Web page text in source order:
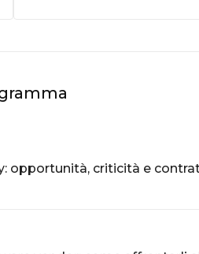
opportunità, criticità e